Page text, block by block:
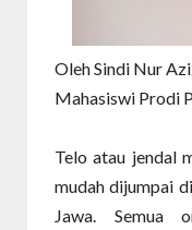
OlehSindi Nur
Mahasiswi Prodi
Telo atau jendal
mudah dijumpai
Jawa. Semua